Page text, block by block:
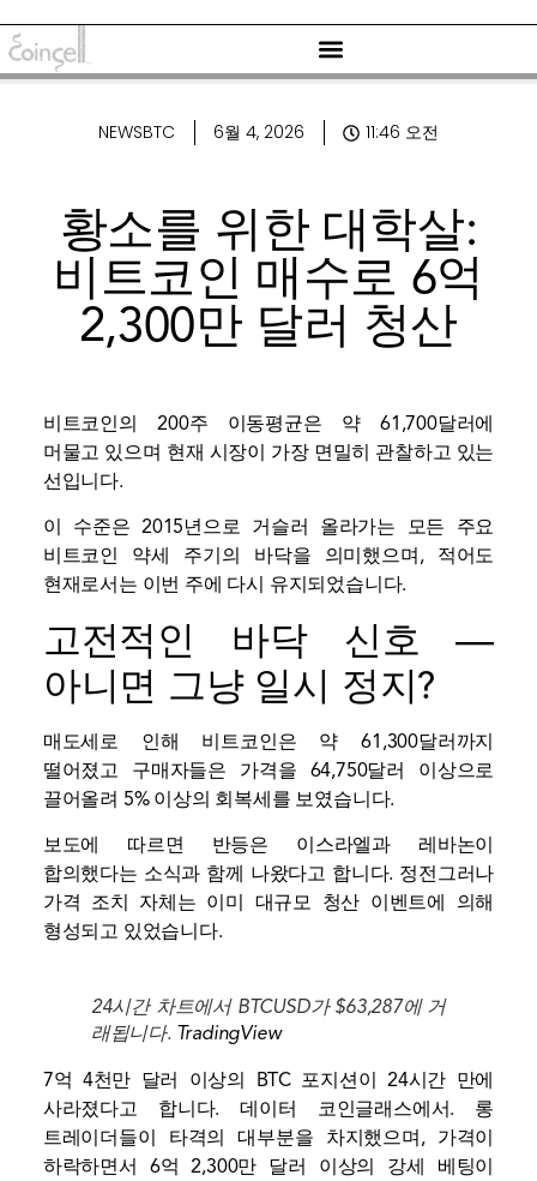
NEWSBTC 6월 4, 2026 11:46 오전
황소를 위한 대학살:
비트코인 ​​매수로 6억
2,300만 달러 청산
비트코인의 200주 이동평균은 약 61,700달러에
머물고 있으며 현재 시장이 가장 면밀히 관찰하고 있는
선입니다.
이 수준은 2015년으로 거슬러 올라가는 모든 주요
비트코인 ​​약세 주기의 바닥을 의미했으며, 적어도
현재로서는 이번 주에 다시 유지되었습니다.
고전적인 바닥 신호 —
아니면 그냥 일시 정지?
매도세로 인해 비트코인은 약 61,300달러까지
떨어졌고 구매자들은 가격을 64,750달러 이상으로
끌어올려 5% 이상의 회복세를 보였습니다.
보도에 따르면 반등은 이스라엘과 레바논이
합의했다는 소식과 함께 나왔다고 합니다. 정전그러나
가격 조치 자체는 이미 대규모 청산 이벤트에 의해
형성되고 있었습니다.
24시간 차트에서 BTCUSD가 $63,287에 거
래됩니다. TradingView
7억 4천만 달러 이상의 BTC 포지션이 24시간 만에
사라졌다고 합니다. 데이터
코인글래스에서. 롱
트레이더들이 타격의 대부분을 차지했으며, 가격이
하락하면서 6억 2,300만 달러 이상의 강세 베팅이